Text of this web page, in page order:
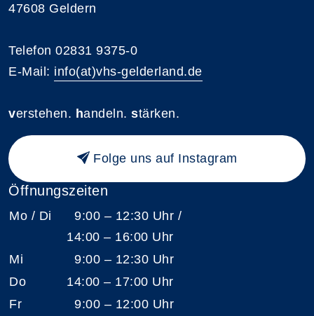
47608 Geldern
Telefon 02831 9375-0
E-Mail: info(at)vhs-gelderland.de
verstehen. handeln. stärken.
Folge uns auf Instagram
Öffnungszeiten
Mo / Di
9:00 – 12:30 Uhr /
14:00 – 16:00 Uhr
Mi
9:00 – 12:30 Uhr
Do
14:00 – 17:00 Uhr
Fr
9:00 – 12:00 Uhr